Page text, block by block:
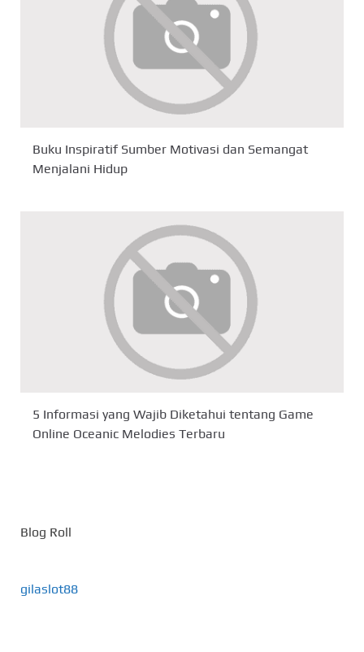
Buku Inspiratif Sumber Motivasi dan Semangat
Menjalani Hidup
5 Informasi yang Wajib Diketahui tentang Game
Online Oceanic Melodies Terbaru
Blog Roll
gilaslot88